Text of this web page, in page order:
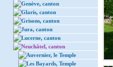
Genève, canton
Glaris, canton
Grisons, canton
Jura, canton
Lucerne, canton
Neuchâtel, canton
Auvernier, le Temple
Les Bayards, Temple